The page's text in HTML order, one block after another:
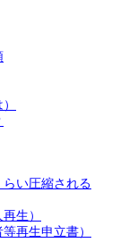
い圧縮される
生）
再生申立書）